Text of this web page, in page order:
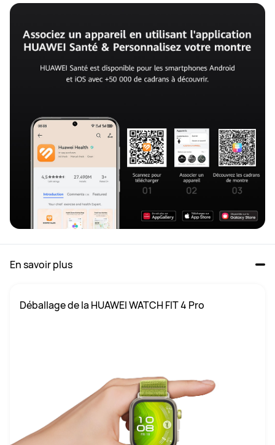
En savoir plus
Déballage de la HUAWEI WATCH FIT 4 Pro